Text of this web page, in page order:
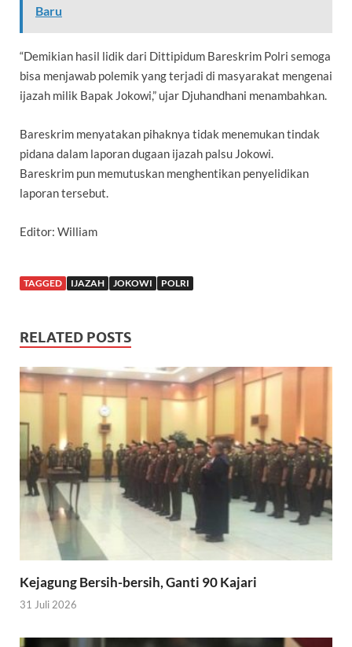
Baru
“Demikian hasil lidik dari Dittipidum Bareskrim Polri semoga
bisa menjawab polemik yang terjadi di masyarakat mengenai
ijazah milik Bapak Jokowi,” ujar Djuhandhani menambahkan.
Bareskrim menyatakan pihaknya tidak menemukan tindak
pidana dalam laporan dugaan ijazah palsu Jokowi.
Bareskrim pun memutuskan menghentikan penyelidikan
laporan tersebut.
Editor: William
TAGGED IJAZAH JOKOWI POLRI
RELATED POSTS
Kejagung Bersih-bersih, Ganti 90 Kajari
31 Juli 2026